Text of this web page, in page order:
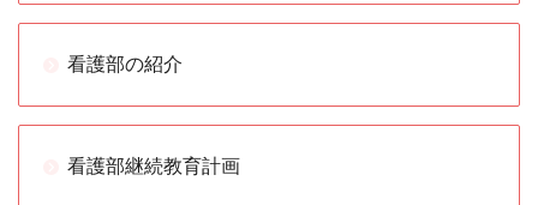
看護部の紹介
看護部継続教育計画